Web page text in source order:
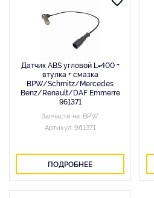
Датчик ABS угловой L=400 +
втулка + смазка
BPW/Schmitz/Mercedes
Benz/Renault/DAF Emmerre
961371
Запчасти на: BPW
Артикул: 961371
ПОДРОБНЕЕ